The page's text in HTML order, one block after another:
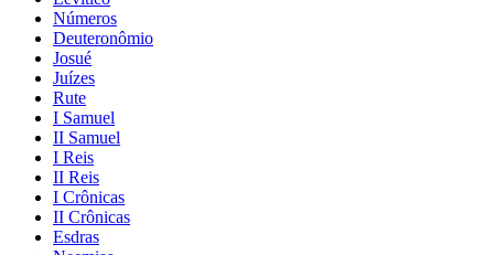
Números
Deuteronômio
Josué
Juízes
Rute
I Samuel
II Samuel
I Reis
II Reis
I Crônicas
II Crônicas
Esdras